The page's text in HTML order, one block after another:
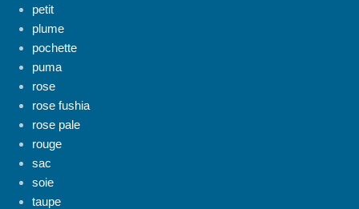
petit
plume
pochette
puma
rose
rose fushia
rose pale
rouge
sac
soie
taupe